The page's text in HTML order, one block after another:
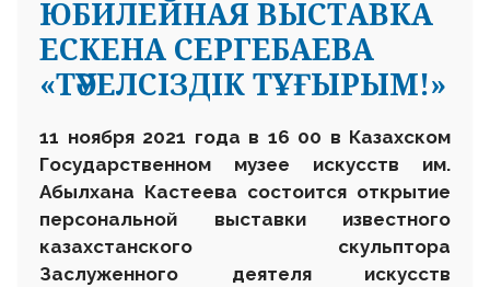
ЮБИЛЕЙНАЯ ВЫСТАВКА
ЕСКЕНА СЕРГЕБАЕВА
«ТӘУЕЛСІЗДІК ТҰҒЫРЫМ!»
11 ноября 2021 года в 16 00 в Казахском
Государственном музее искусств им.
Абылхана Кастеева состоится открытие
персональной выставки известного
казахстанского скульптора
Заслуженного деятеля искусств